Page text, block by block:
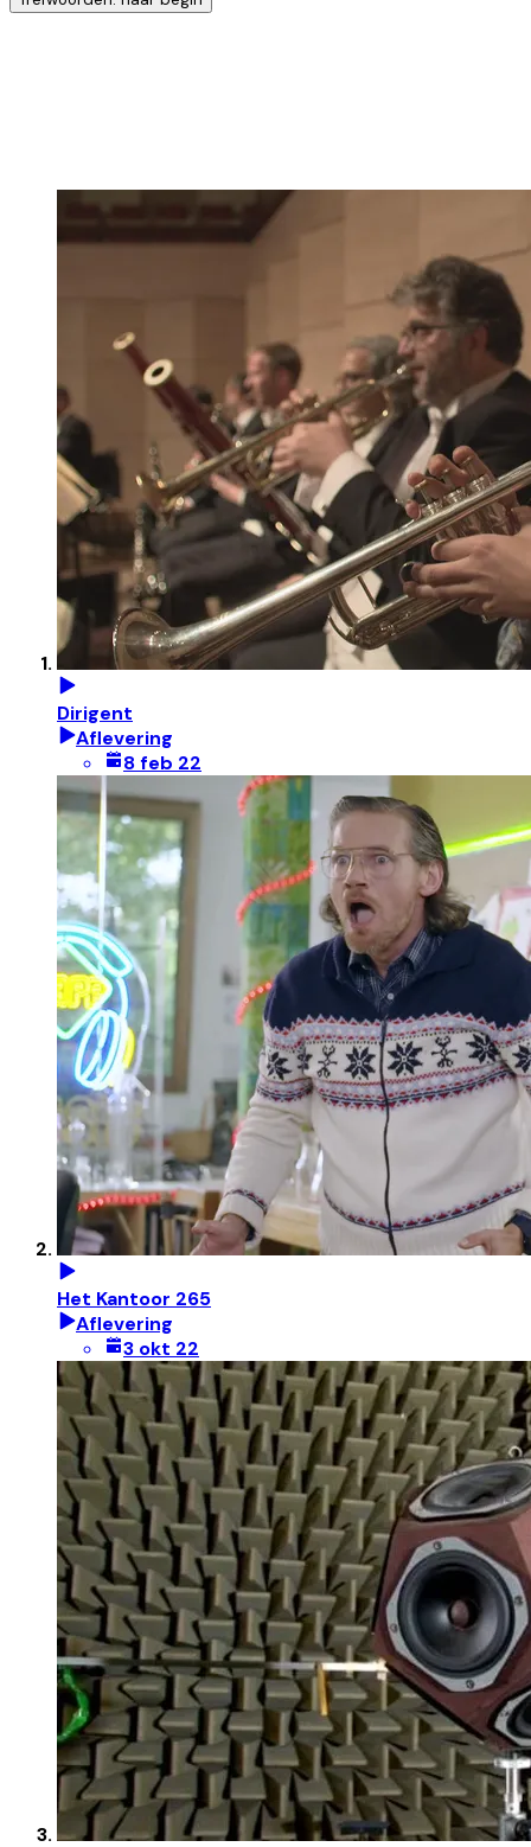
Dirigent
Aflevering
8 feb 22
Het Kantoor 265
Aflevering
3 okt 22